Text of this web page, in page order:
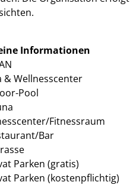
Informationen
& Wellnesscenter
Pool
Fitnessraum
Bar
Parken (gratis)
Parken (kostenpflichtig)